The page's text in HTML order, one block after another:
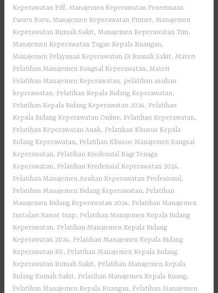
Keperawatan Pdf,Manajemen Keperawatan Penerimaan
Pasien Baru,Manajemen Keperawatan Primer,Manajemen
Keperawatan Rumah Sakit,Manajemen Keperawatan Tim,
Manajemen Keperawatan Tugas Kepala Ruangan,
Manajemen Pelayanan Keperawatan Di Rumah Sakit,Materi
Pelatihan Manajemen Bangsal Keperawatan,Materi
Pelatihan Manajemen Keperawatan, pelatihan asuhan
keperawatan, Pelatihan Kepala Bidang Keperawatan,
Pelatihan Kepala Bidang Keperawatan 2024, Pelatihan
Kepala Bidang Keperawatan Online, Pelatihan Keperawatan,
Pelatihan Keperawatan Anak, Pelatihan Khusus Kepala
Bidang Keperawatan, Pelatihan Khusus Manajemen Bangsal
Keperawatan, Pelatihan Kredensial Bagi Tenaga
Keperawatan, Pelatihan Kredensial Keperawatan 2024,
Pelatihan Manajemen Asuhan Keperawatan Profesional,
Pelatihan Manajemen Bidang Keperawatan, Pelatihan
Manajemen Bidang Keperawatan 2024, Pelatihan Manajemen
Instalasi Rawat Inap, Pelatihan Manajemen Kepala Bidang
Keperawatan, Pelatihan Manajemen Kepala Bidang
Keperawatan 2024, Pelatihan Manajemen Kepala Bidang
Keperawatan RS, Pelatihan Manajemen Kepala Bidang
Keperawatan Rumah Sakit, Pelatihan Manajemen Kepala
Bidang Rumah Sakit, Pelatihan Manajemen Kepala Ruang,
Pelatihan Manajemen Kepala Ruangan, Pelatihan Manajemen